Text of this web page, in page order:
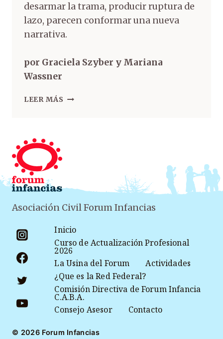
desarmar la trama, producir ruptura de
lazo, parecen conformar una nueva
narrativa.
por Graciela Szyber y Mariana
Wassner
LEER MÁS
Asociación Civil Forum Infancias
Inicio
Curso de Actualización Profesional
2026
La Usina del Forum
Actividades
¿Que es la Red Federal?
Comisión Directiva de Forum Infancia
C.A.B.A.
Consejo Asesor
Contacto
© 2026 Forum Infancias